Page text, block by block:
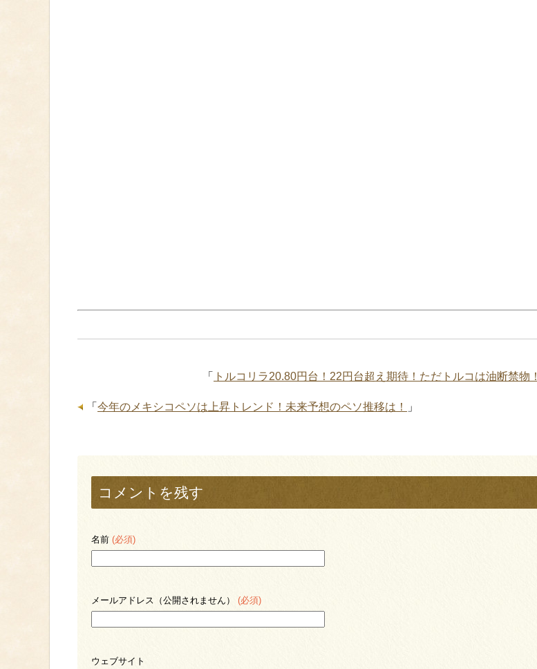
「 トルコリラ20.80円台！22円台超え期待！ただトルコは油断禁物！
「 今年のメキシコペソは上昇トレンド！未来予想のペソ推移は！ 」
コメントを残す
名前 (必須)
メールアドレス（公開されません） (必須)
ウェブサイト